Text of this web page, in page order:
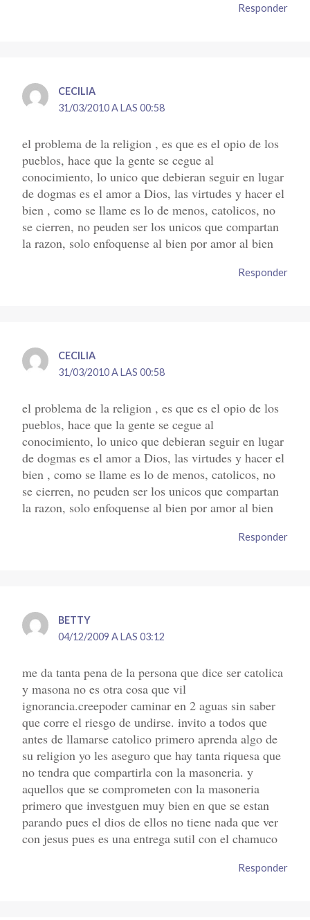
Responder
CECILIA
31/03/2010 A LAS 00:58
el problema de la religion , es que es el opio de los
pueblos, hace que la gente se cegue al
conocimiento, lo unico que debieran seguir en lugar
de dogmas es el amor a Dios, las virtudes y hacer el
bien , como se llame es lo de menos, catolicos, no
se cierren, no peuden ser los unicos que compartan
la razon, solo enfoquense al bien por amor al bien
Responder
CECILIA
31/03/2010 A LAS 00:58
el problema de la religion , es que es el opio de los
pueblos, hace que la gente se cegue al
conocimiento, lo unico que debieran seguir en lugar
de dogmas es el amor a Dios, las virtudes y hacer el
bien , como se llame es lo de menos, catolicos, no
se cierren, no peuden ser los unicos que compartan
la razon, solo enfoquense al bien por amor al bien
Responder
BETTY
04/12/2009 A LAS 03:12
me da tanta pena de la persona que dice ser catolica
y masona no es otra cosa que vil
ignorancia.creepoder caminar en 2 aguas sin saber
que corre el riesgo de undirse. invito a todos que
antes de llamarse catolico primero aprenda algo de
su religion yo les aseguro que hay tanta riquesa que
no tendra que compartirla con la masoneria. y
aquellos que se comprometen con la masoneria
primero que investguen muy bien en que se estan
parando pues el dios de ellos no tiene nada que ver
con jesus pues es una entrega sutil con el chamuco
Responder